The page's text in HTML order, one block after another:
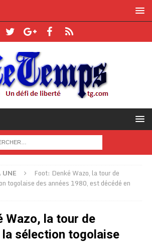
UNE
Foot: Denké Wazo, la tour de
togolaise des années 1980, est décédé en
Wazo, la tour de
sélection togolaise